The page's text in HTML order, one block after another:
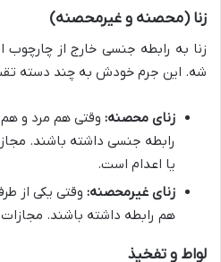
زنا (محصنه و غیرمحصنه)
زنا به رابطه جنسی خارج از چارچوب
شه. این جرم خودش به چند دسته
زنای محصنه: وقتی هم مرد و
رابطه جنسی داشته باشند.
یا اعدام است.
زنای غیرمحصنه: وقتی یکی از
هم رابطه داشته باشند.
لواط و تفخیذ